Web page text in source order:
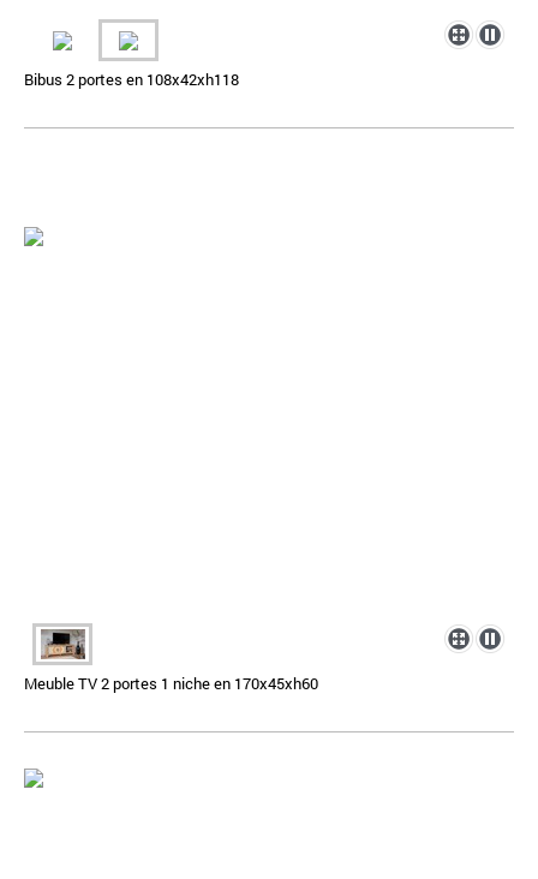
Bibus 2 portes en 108x42xh118
Meuble TV 2 portes 1 niche en 170x45xh60